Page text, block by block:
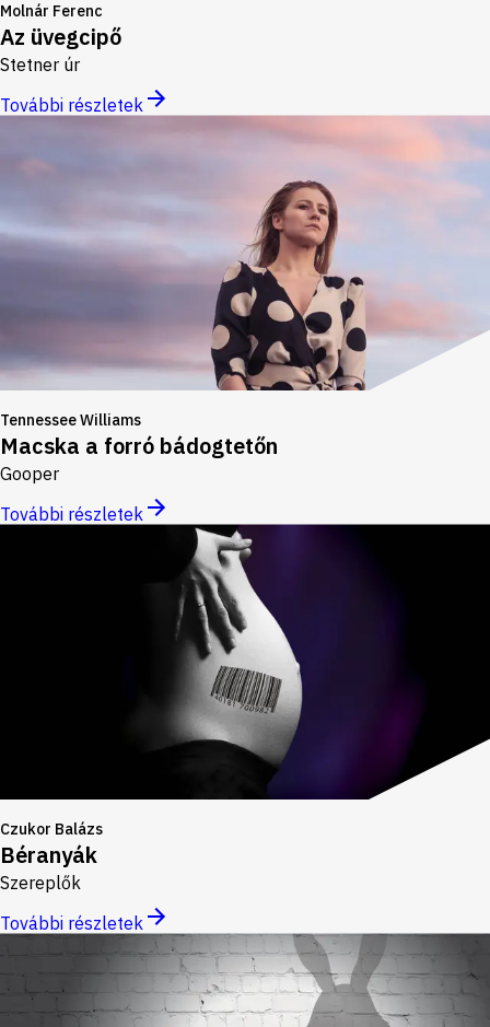
Molnár Ferenc
Az üvegcipő
Stetner úr
További részletek
Tennessee Williams
Macska a forró bádogtetőn
Gooper
További részletek
Czukor Balázs
Béranyák
Szereplők
További részletek